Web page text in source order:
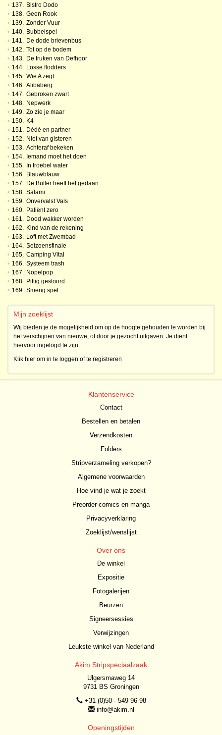
• 137. Bistro Dodo
• 138. Geen Rook
• 139. Zonder Vuur
• 140. Bubbelspel
• 141. De dode brievenbus
• 142. Tot op de bodem
• 143. De truken van Defhoor
• 144. Losse flodders
• 145. Wie A zegt
• 146. Alibaberg
• 147. Gebroken zwart
• 148. Nepwerk
• 149. Zo zie je maar
• 150. K4
• 151. Dédé en partner
• 152. Niet van gisteren
• 153. Achteraf bekeken
• 154. Iemand moet het doen
• 155. In troebel water
• 156. Blauwblauw
• 157. De Butler heeft het gedaan
• 158. Salami
• 159. Onvervalst Vals
• 160. Patiënt zero
• 161. Dood wakker worden
• 162. Kind van de rekening
• 163. Loft met Zwembad
• 164. Seizoensfinale
• 165. Camping Vital
• 166. Systeem trash
• 167. Nopelpop
• 168. Pittig gestoord
• 169. Smerig spel
Mijn zoeklijst
Wij bieden je de mogelijkheid om op de hoogte gehouden te worden bij
het verschijnen van nieuwe, of door je gezocht uitgaven. Je dient
hiervoor ingelogd te zijn.
Klik hier om in te loggen of te registreren
Klantenservice
Contact
Bestellen en betalen
Verzendkosten
Folders
Stripverzameling verkopen?
Algemene voorwaarden
Hoe vind je wat je zoekt
Preorder comics en manga
Privacyverklaring
Zoeklijst/wenslijst
Over ons
De winkel
Expositie
Fotogalerijen
Beurzen
Signeersessies
Verwijzingen
Leukste winkel van Nederland
Akim Stripspeciaalzaak
Ulgersmaweg 14
9731 BS Groningen
+31 (0)50 - 549 96 98
info@akim.nl
Openingstijden